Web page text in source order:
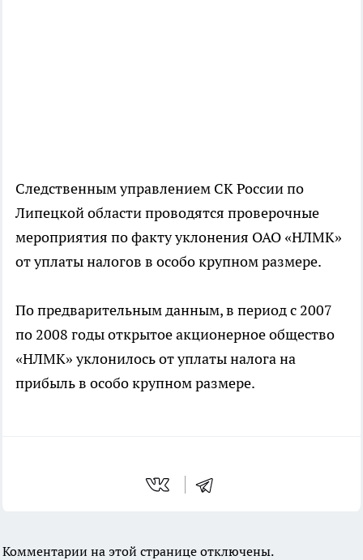
Следственным управлением СК России по
Липецкой области проводятся проверочные
мероприятия по факту уклонения ОАО «НЛМК»
от уплаты налогов в особо крупном размере.
По предварительным данным, в период с 2007
по 2008 годы открытое акционерное общество
«НЛМК» уклонилось от уплаты налога на
прибыль в особо крупном размере.
Комментарии на этой странице отключены.